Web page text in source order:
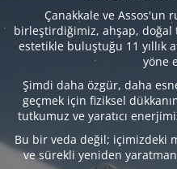
Çanakkale ve Assos'un
birleştirdiğimiz, ahşap, doğal
estetikle buluştuğu 11 yıllık
yöne
Şimdi daha özgür, daha
geçmek için fiziksel
tutkumuz ve yaratıcı
Bu bir veda değil; içimizdeki
ve sürekli yeniden